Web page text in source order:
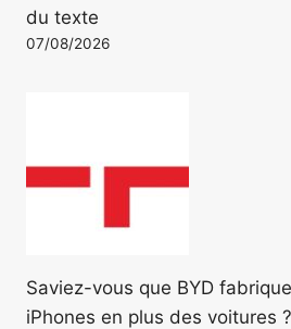
du texte
07/08/2026
Saviez-vous que BYD
iPhones en plus des voitures ?